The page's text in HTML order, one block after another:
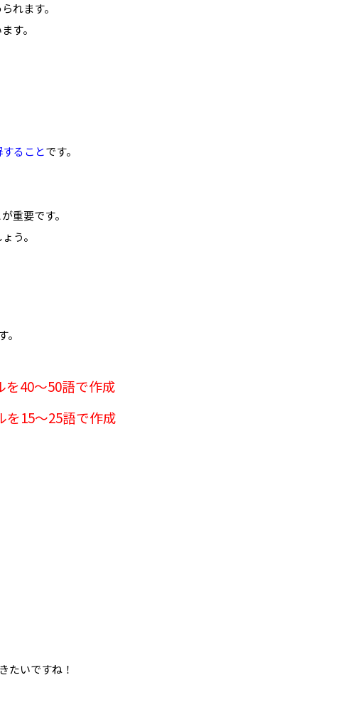
れます。
す。
ることです。
重要です。
う。
40〜50語で作成
15〜25語で作成
たいですね！